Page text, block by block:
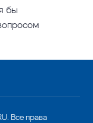
бы
Все права